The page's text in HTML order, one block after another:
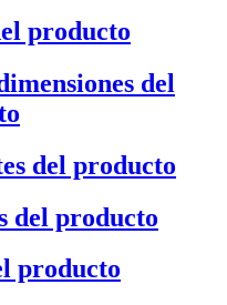
producto
del
del producto
del producto
producto